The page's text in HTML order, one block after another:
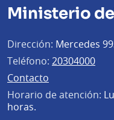
Ministerio
Dirección: Mercedes
Teléfono: 20304000
Contacto
Horario de atención:
horas.